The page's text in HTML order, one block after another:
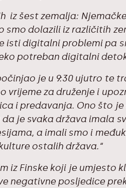
iz šest zemalja:
smo dolazili iz različitih
isti digitalni problemi pa
potreban digitalni
je u 9:30 ujutro te
vrijeme za druženje i
i predavanja. Ono što
je svaka država imala
a imali smo i
ostalih država.“
iz Finske koji je umjesto
negativne posljedice